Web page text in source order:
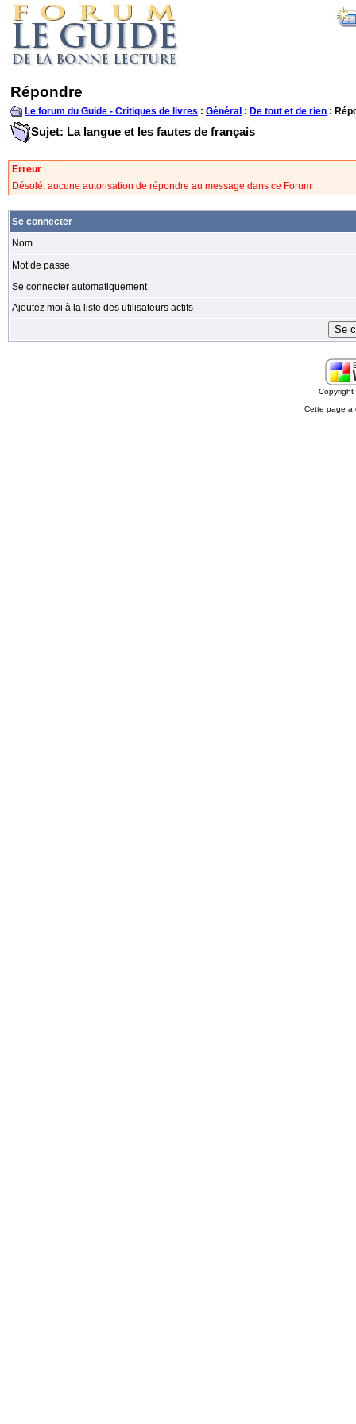
Répondre
Le forum du Guide - Critiques de livres : Général : De tout et de rien :
Sujet: La langue et les fautes de français
Erreur
Désolé, aucune autorisation de répondre au message dans ce Forum
Se connecter
Nom
Mot de passe
Se connecter automatiquement
Ajoutez moi à la liste des utilisateurs actifs
Cette page a